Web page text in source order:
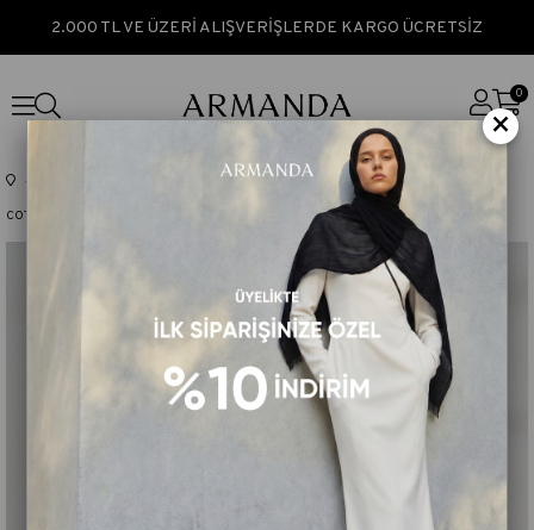
2.000 TL VE ÜZERİ ALIŞVERİŞLERDE KARGO ÜCRETSİZ
0
Anasayfa
COTTON MONOGRAM GEOMETRİK DESEN EŞARP - AÇIK VİZON
×